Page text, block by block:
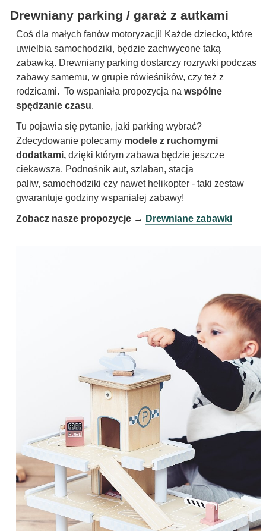
Drewniany parking / garaż z autkami
Coś dla małych fanów motoryzacji! Każde dziecko, które
uwielbia samochodziki, będzie zachwycone taką
zabawką. Drewniany parking dostarczy rozrywki podczas
zabawy samemu, w grupie rówieśników, czy też z
rodzicami. To wspaniała propozycja na wspólne
spędzanie czasu.
Tu pojawia się pytanie, jaki parking wybrać?
Zdecydowanie polecamy modele z ruchomymi
dodatkami, dzięki którym zabawa będzie jeszcze
ciekawsza. Podnośnik aut, szlaban, stacja
paliw, samochodziki czy nawet helikopter - taki zestaw
gwarantuje godziny wspaniałej zabawy!
Zobacz nasze propozycje → Drewniane zabawki